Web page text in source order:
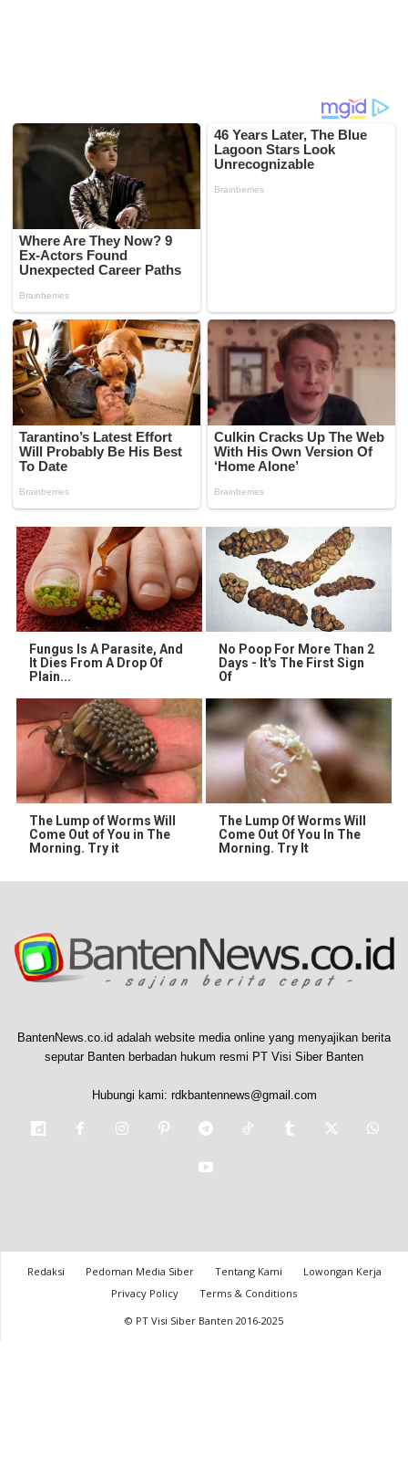
Fungus Is A Parasite, And
It Dies From A Drop Of
Plain...
No Poop For More Than 2
Days - It's The First Sign
Of
The Lump of Worms Will
Come Out of You in The
Morning. Try it
The Lump Of Worms Will
Come Out Of You In The
Morning. Try It
BantenNews.co.id adalah website media online yang menyajikan berita
seputar Banten berbadan hukum resmi PT Visi Siber Banten
Hubungi kami: rdkbantennews@gmail.com
Redaksi Pedoman Media Siber Tentang Kami
Lowongan Kerja
Privacy Policy
Terms & Conditions
© PT Visi Siber Banten 2016-2025